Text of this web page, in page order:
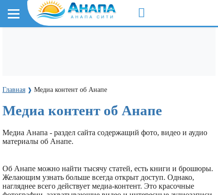
Главная ❱ Медиа контент об Анапе
Медиа контент об Анапе
Медиа Анапа - раздел сайта содержащий фото, видео и аудио
материалы об Анапе.
ВИДЕО
АНАПЕ
ФОТО
ВИДЕО
360
ФОТО
360
ВЕБКАМЕРЫ
АНАПЕ
КЛИПЫ
АНАПЕ
Об Анапе можно найти тысячу статей, есть книги и брошюры.
Желающим узнать больше всегда открыт доступ. Однако,
нагляднее всего действует медиа-контент. Это красочные